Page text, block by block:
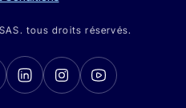
tous droits réservés.